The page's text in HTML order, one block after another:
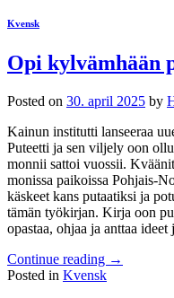
Kvensk
Opi kylvämhään
Posted on 30. april 2025 by
Kainun institutti lanseeraa
Puteetti ja sen viljely oon
monnii sattoi vuossii.
monissa paikoissa Pohjais-
käskeet kans putaatiksi ja
tämän työkirjan. Kirja oon
opastaa, ohjaa ja anttaa
Continue reading →
Posted in Kvensk